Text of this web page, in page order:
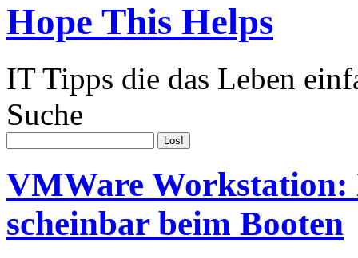
Hope This Helps
IT Tipps die das Leben
Suche
VMWare Workstation:
scheinbar beim Booten